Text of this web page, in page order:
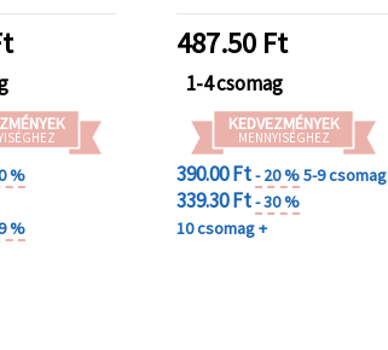
és
DIY
%
%
487.50 Ft
1-4 csomag
KEDVEZMÉNYEK
MENNYISÉGHEZ
390.00 Ft- 20 %5-9 csomag
339.30 Ft- 30 %
10 csomag +